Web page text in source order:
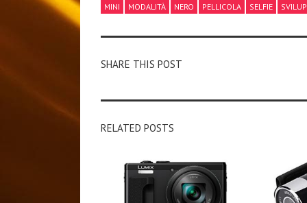
MINI
MODALITÀ NERO PELLICOLA SELFIE
SHARE THIS POST
RELATED POSTS